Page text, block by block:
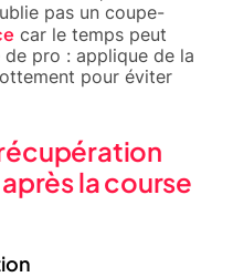
pas un coupe-
car le temps peut
pro : applique de la
pour éviter
la course